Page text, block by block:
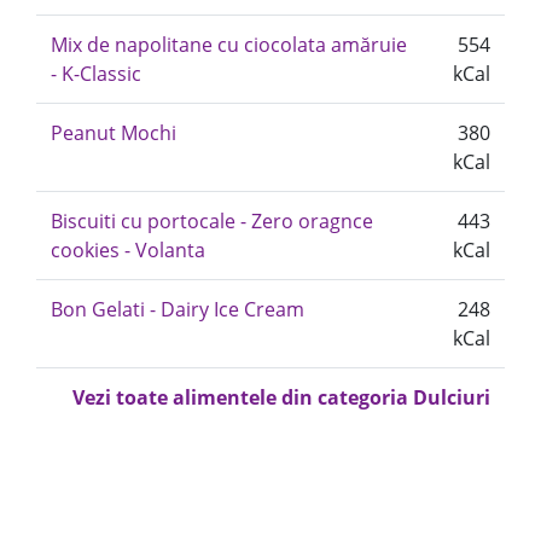
Mix de napolitane cu ciocolata amăruie
- K-Classic
554
kCal
Peanut Mochi
380
kCal
Biscuiti cu portocale - Zero oragnce
cookies - Volanta
443
kCal
Bon Gelati - Dairy Ice Cream
248
kCal
Vezi toate alimentele din categoria Dulciuri